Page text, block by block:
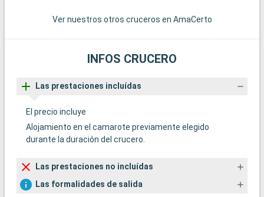
Ver nuestros otros cruceros en AmaCerto
INFOS CRUCERO
Las prestaciones incluídas
El precio incluye
Alojamiento en el camarote previamente elegido
durante la duración del crucero.
Las prestaciones no incluídas
Las formalidades de salida